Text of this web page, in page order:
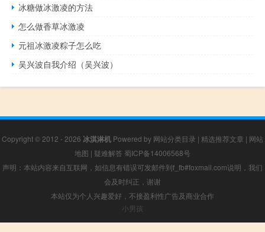
冰糖做冰激凌的方法
怎么做香草冰激凌
元祖冰激凌粽子怎么吃
吴兴波自我介绍（吴兴波）
Copyright © 2012 - 2026 冰淇淋机 Powered by 网站分类目录 | 精选推荐文章 | 网站
地图 | 疑难解答 蜀ICP备14006568号
声明：本站内容来自互联网，如信息有错误可发邮件到f_fb#foxmail.com说明，我们
会及时纠正，谢谢
本站仅为个人兴趣爱好，不接盈利性广告及商业合作
小男孩